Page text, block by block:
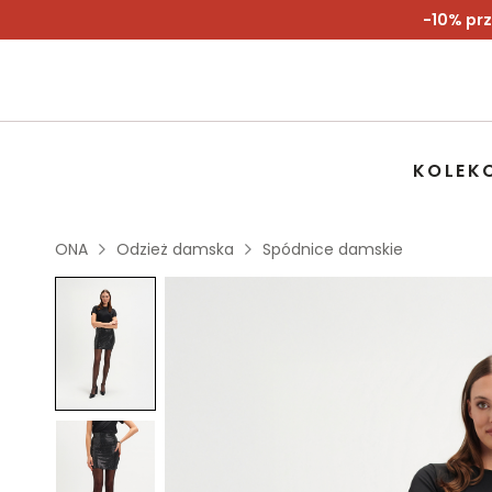
-10%
ONA Odzież damska Spódnice damskie